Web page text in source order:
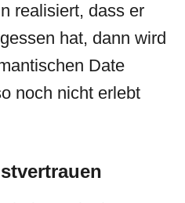
realisiert, dass er
hat, dann wird
Date
noch nicht erlebt